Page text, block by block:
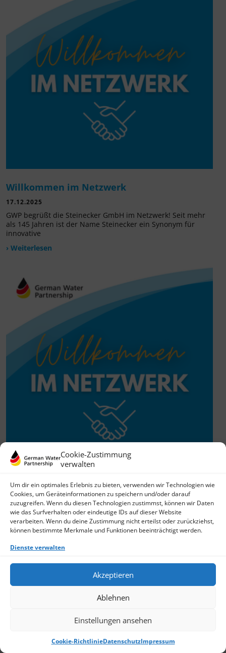
Cookie-Zustimmung
verwalten
Um dir ein optimales Erlebnis zu bieten, verwenden wir Technologien wie
Cookies, um Geräteinformationen zu speichern und/oder darauf
zuzugreifen. Wenn du diesen Technologien zustimmst, können wir Daten
wie das Surfverhalten oder eindeutige IDs auf dieser Website
verarbeiten. Wenn du deine Zustimmung nicht erteilst oder zurückziehst,
können bestimmte Merkmale und Funktionen beeinträchtigt werden.
Dienste verwalten
Akzeptieren
Ablehnen
Einstellungen ansehen
Cookie-RichtlinieDatenschutzImpressum
Willkommen im Netzwerk
17.12.2025
GWP begrüßt die Steinecker GmbH im Netzwerk! Seit mehr
als 145 Jahren ist der Name Steinecker ein Synonym für
innovative
› Weiterlesen
Willkommen im Netzwerk
26.11.2025
GWP freut sich über Neuzuwachs: Die SKion Water GmbH
bereichert das Netzwerk als Technologie- und
Lösungsanbieter sowie Anlagenbauer im Bereich
› Weiterlesen